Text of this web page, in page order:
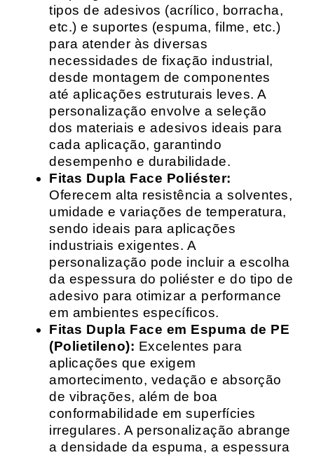
tipos de adesivos (acrílico, borracha,
etc.) e suportes (espuma, filme, etc.)
para atender às diversas
necessidades de fixação industrial,
desde montagem de componentes
até aplicações estruturais leves. A
personalização envolve a seleção
dos materiais e adesivos ideais para
cada aplicação, garantindo
desempenho e durabilidade.
Fitas Dupla Face Poliéster:
Oferecem alta resistência a solventes,
umidade e variações de temperatura,
sendo ideais para aplicações
industriais exigentes. A
personalização pode incluir a escolha
da espessura do poliéster e do tipo de
adesivo para otimizar a performance
em ambientes específicos.
Fitas Dupla Face em Espuma de PE
(Polietileno): Excelentes para
aplicações que exigem
amortecimento, vedação e absorção
de vibrações, além de boa
conformabilidade em superfícies
irregulares. A personalização abrange
a densidade da espuma, a espessura